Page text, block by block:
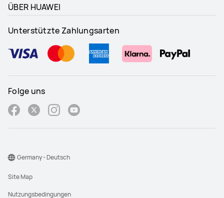
ÜBER HUAWEI
Unterstützte Zahlungsarten
Folge uns
Site Map
Nutzungsbedingungen
Germany - Deutsch